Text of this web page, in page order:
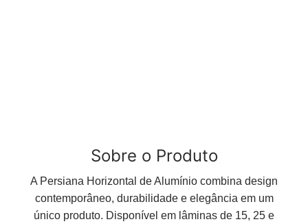
Sobre o Produto
A Persiana Horizontal de Alumínio combina design
contemporâneo, durabilidade e elegância em um
único produto. Disponível em lâminas de 15, 25 e